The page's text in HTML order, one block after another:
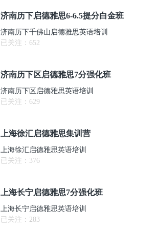
济南历下启德雅思6-6.5提分白金班
济南历下千佛山启德雅思英语培训
已关注： 652
济南历下区启德雅思7分强化班
济南历下区启德雅思英语培训
已关注： 629
上海徐汇启德雅思集训营
上海徐汇启德雅思英语培训
已关注： 376
上海长宁启德雅思7分强化班
上海长宁启德雅思英语培训
已关注： 283